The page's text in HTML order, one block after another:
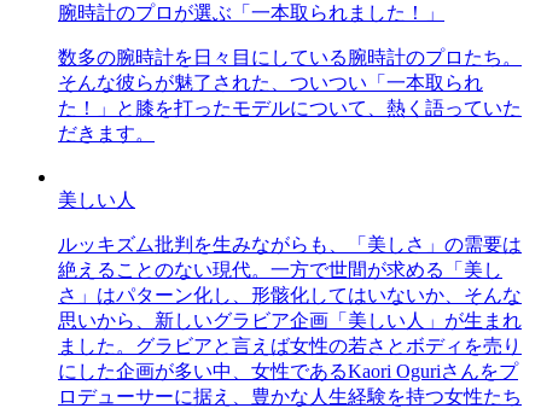
腕時計のプロが選ぶ「一本取られました！」
数多の腕時計を日々目にしている腕時計のプロたち。
そんな彼らが魅了された、ついつい「一本取られ
た！」と膝を打ったモデルについて、熱く語っていた
だきます。
美しい人
ルッキズム批判を生みながらも、「美しさ」の需要は
絶えることのない現代。一方で世間が求める「美し
さ」はパターン化し、形骸化してはいないか、そんな
思いから、新しいグラビア企画「美しい人」が生まれ
ました。グラビアと言えば女性の若さとボディを売り
にした企画が多い中、女性であるKaori Oguriさんをプ
ロデューサーに据え、豊かな人生経験を持つ女性たち